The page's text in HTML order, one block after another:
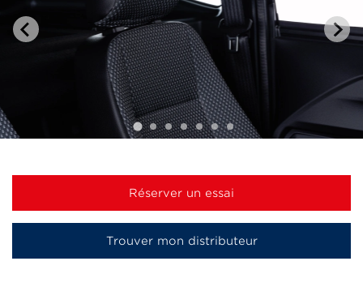
Réserver un essai
Trouver mon distributeur